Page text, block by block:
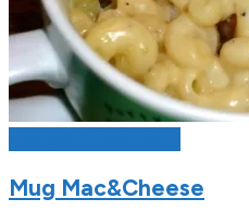
Mug Mac&Cheese